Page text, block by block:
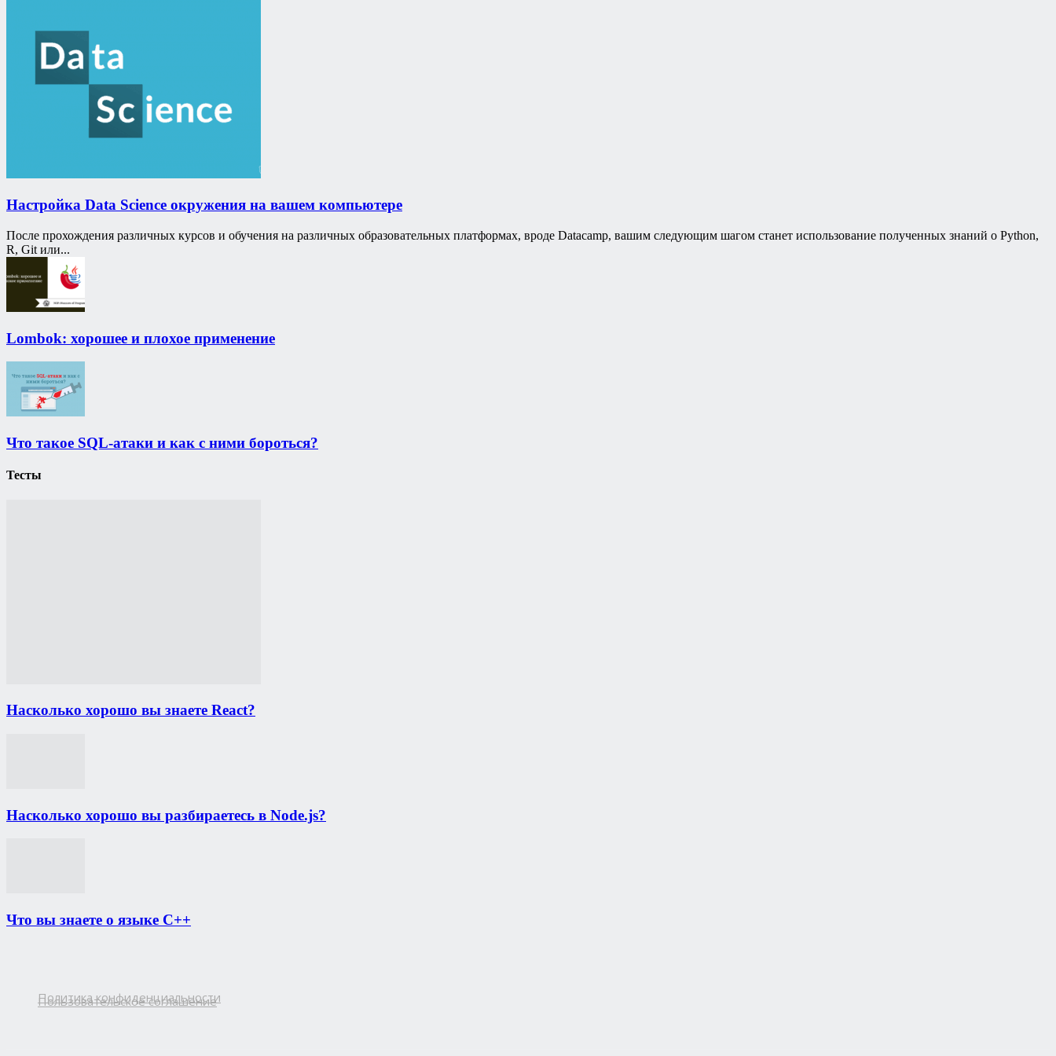
Настройка Data Science окружения на вашем компьютере
После прохождения различных курсов и обучения на различных образовательных платформах, вроде Datacamp, вашим следующим шагом станет использование полученных знаний о Python,
R, Git или...
Lombok: хорошее и плохое применение
Что такое SQL-атаки и как с ними бороться?
Тесты
Насколько хорошо вы знаете React?
Насколько хорошо вы разбираетесь в Node.js?
Что вы знаете о языке C++
Политика конфиденциальности
Пользовательское соглашение